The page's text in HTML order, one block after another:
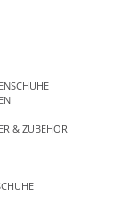
& ZUBEHÖR